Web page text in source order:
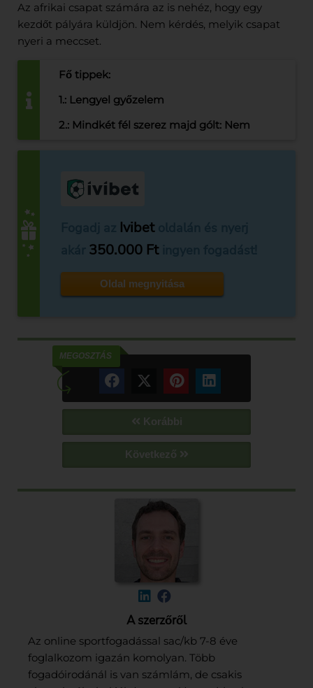
Az afrikai csapat számára az is nehéz, hogy egy
kezdőt pályára küldjön. Nem kérdés, melyik csapat
nyeri a meccset.
Fő tippek:
1.: Lengyel győzelem
2.: Mindkét fél szerez majd gólt: Nem
Ivibetoldalán és nyerj
350.000 Ft
Oldal megnyitása
MEGOSZTÁS
Korábbi
Következő
A szerzőről
Az online sportfogadással sac/kb 7-8 éve
foglalkozom igazán komolyan. Több
fogadóirodánál is van számlám, de csakis